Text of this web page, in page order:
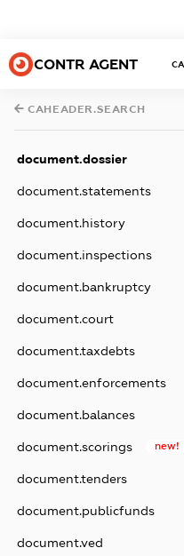
CONTR AGENT
CAHEADER.SEARCH
document.dossier
document.statements
document.history
document.inspections
document.bankruptcy
document.court
document.taxdebts
document.enforcements
document.balances
document.scorings new!
document.tenders
document.publicfunds
document.ved